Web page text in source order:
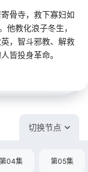
骨寺，救下寡妇如
他教化浪子冬生，
，智斗邪教、解救
皆投身革命。
切换节点
第04集 第05集